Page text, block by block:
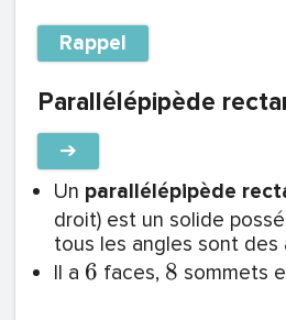
Rappel
Parallélépipède
➔
Un parallélépipède
droit) est un solide
tous les angles sont des
Il a 6 faces, 8 sommets